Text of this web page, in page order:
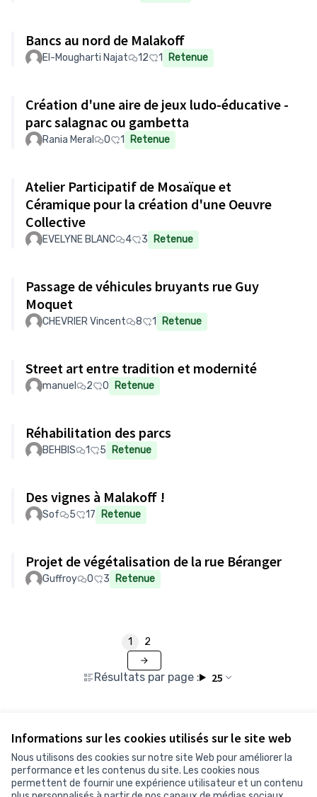
Informations sur les cookies utilisés sur le site web
Nous utilisons des cookies sur notre site Web pour améliorer la
performance et les contenus du site. Les cookies nous
permettent de fournir une expérience utilisateur et un contenu
Bancs au nord de Malakoff
El-Mougharti Najat 12 1 Retenue
Création d'une aire de jeux ludo-éducative -
parc salagnac ou gambetta
Rania Meral 0 1 Retenue
Atelier Participatif de Mosaïque et
Céramique pour la création d'une Oeuvre
Collective
EVELYNE BLANC 4 3 Retenue
Passage de véhicules bruyants rue Guy
Moquet
CHEVRIER Vincent 8 1 Retenue
Street art entre tradition et modernité
manuel 2 0 Retenue
Réhabilitation des parcs
BEHBIS 1 5 Retenue
Des vignes à Malakoff !
Sof 5 17 Retenue
Projet de végétalisation de la rue Béranger
Guffroy 0 3 Retenue
Résultats par page : 25
1 2
Voir toutes les propositions retirées
Conditions d'utilisation